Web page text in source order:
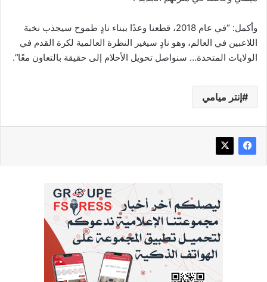
وأكمل: “في عام 2018، قطعنا وعدًا ببناء نادٍ طموح سيجذب نخبة
اللاعبين في العالم، وهو نادٍ سيغير النظرة العالمية لكرة القدم في
الولايات المتحدة… سنواصل تحويل الأحلام إلى حقيقة بالتعاون معًا”.
إنتر ميامي